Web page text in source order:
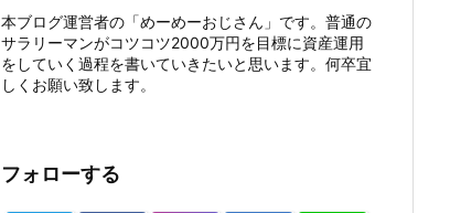
本ブログ運営者の「めーめーおじさん」です。普通の
サラリーマンがコツコツ2000万円を目標に資産運用
をしていく過程を書いていきたいと思います。何卒宜
しくお願い致します。
フォローする